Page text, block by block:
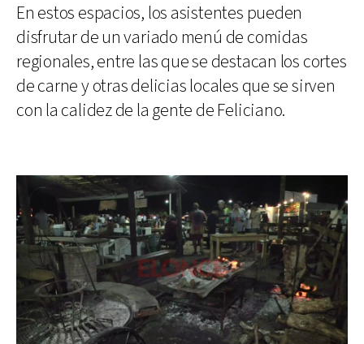
En estos espacios, los asistentes pueden
disfrutar de un variado menú de comidas
regionales, entre las que se destacan los cortes
de carne y otras delicias locales que se sirven
con la calidez de la gente de Feliciano.